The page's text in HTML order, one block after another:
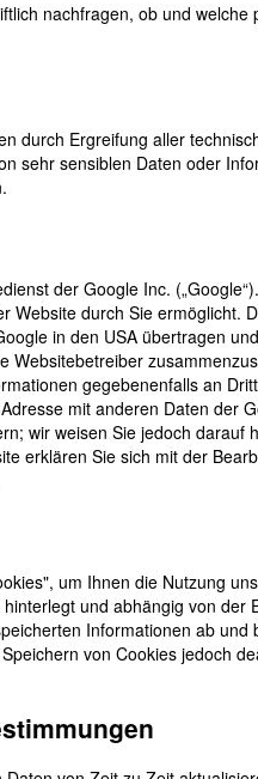
nachfragen, ob und
durch Ergreifung aller
sehr sensiblen Daten oder
der Google Inc.
Website durch Sie
in den USA übertragen
gegebenenfalls an
mit anderen Daten der
wir weisen Sie jedoch
erklären Sie sich mit der
um Ihnen die Nutzung
und abhängig von
Informationen ab
von Cookies jedoch